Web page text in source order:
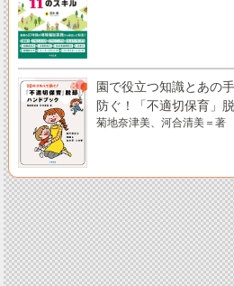
園で役立つ知識とあの
防ぐ！「不適切保育」
菊地奈津美、河合清美＝著